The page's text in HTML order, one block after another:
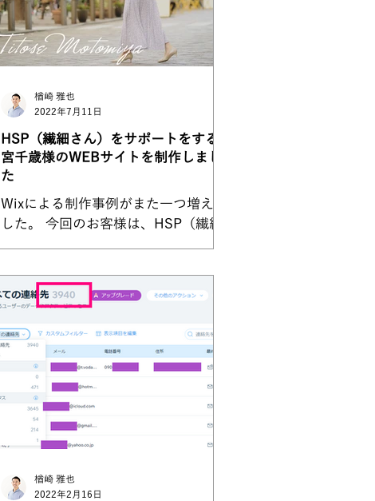
HSP（繊細さん）をサポートをする本
宮千歳様のWEBサイトを制作しまし
た
Wixによる制作事例がまた一つ増えま
した。 今回のお客様は、HSP（繊細
から共同管理者に入っていただき、こ
ちらから質問形式でテキスト部分を埋
めていただき、最終的にこちらでリラ
イトして文章を整えていきました...
楢崎 雅也
2022年7月11日
楢崎 雅也
2022年2月16日